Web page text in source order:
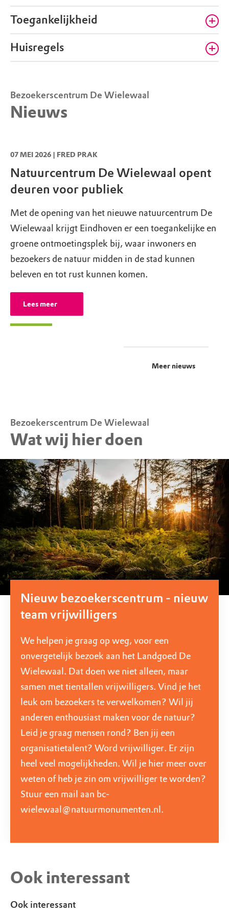
Zondag 10.00 - 17.00
Openingstijden
Maandag
Woensdag 10.00 - 17.00
Openingstijden
Donderdag
Toegankelijkheid
Geschikt voor rolstoel
Huisregels
paden
Bezoekerscentrum De Wielewaal
Nieuws
07 MEI 2026 | FRED PRAK
Natuurcentrum De Wielewaal opent
deuren voor publiek
Met de opening van het nieuwe natuurcentrum De
Wielewaal krijgt Eindhoven er een toegankelijke en
groene ontmoetingsplek bij, waar inwoners en
bezoekers de natuur midden in de stad kunnen
beleven en tot rust kunnen komen.
Lees meer
Meer nieuws
Bezoekerscentrum De Wielewaal
Wat wij hier doen
Nieuw bezoekerscentrum - nieuw
team vrijwilligers
We helpen je graag op weg, voor een
onvergetelijk bezoek aan het Landgoed De
Wielewaal. Dat doen we niet alleen, maar
samen met tientallen vrijwilligers. Vind je het
leuk om bezoekers te verwelkomen? Wil jij
anderen enthousiast maken voor de natuur?
Leid je graag mensen rond? Ben jij een
organisatietalent? Word vrijwilliger. Er zijn
heel veel mogelijkheden. Wil je hier meer over
weten of heb je zin om vrijwilliger te worden?
Stuur een mail aan bc-
wielewaal@natuurmonumenten.nl .
Ook interessant
Ook interessant